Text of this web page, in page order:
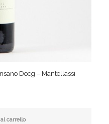
Docg – Mantellassi
carrello